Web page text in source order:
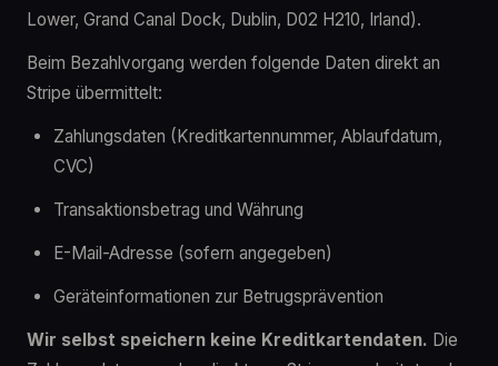
Lower, Grand Canal Dock, Dublin, D02 H210, Irland).
Beim Bezahlvorgang werden folgende Daten direkt an
Stripe übermittelt:
Zahlungsdaten (Kreditkartennummer, Ablaufdatum,
CVC)
Transaktionsbetrag und Währung
E-Mail-Adresse (sofern angegeben)
Geräteinformationen zur Betrugsprävention
Wir selbst speichern keine Kreditkartendaten. Die